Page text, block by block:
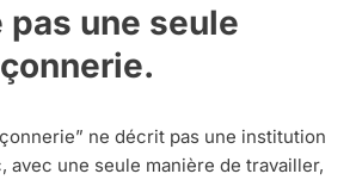
pas une seule
ne décrit pas une institution
avec une seule manière de travailler,